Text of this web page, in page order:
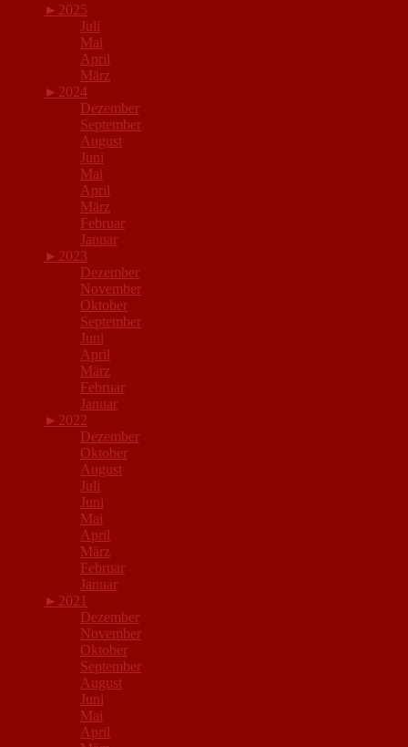
► 2025
Juli
Mai
April
März
► 2024
Dezember
September
August
Juni
Mai
April
März
Februar
Januar
► 2023
Dezember
November
Oktober
September
Juni
April
März
Februar
Januar
► 2022
Dezember
Oktober
August
Juli
Juni
Mai
April
März
Februar
Januar
► 2021
Dezember
November
Oktober
September
August
Juni
Mai
April